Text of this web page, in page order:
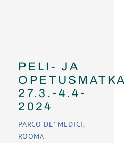
PELI- JA
OPETUSMATKA
27.3.-4.4-
2024
PARCO DE’ MEDICI,
ROOMA